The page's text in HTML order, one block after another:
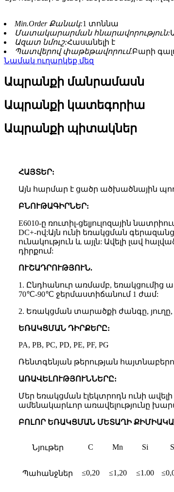
Min.Order Քանակ:1 տոննա
Մատակարարման հնարավորություն:
Ազատ նմուշ:Հասանելի է
Պատվերով փաթեթավորում.Բարի
Նամակ ուղարկեք մեզ
Ապրանքի մանրամասն
Ապրանքի կատեգորիա
Ապրանքի պիտակներ
ՀԱՅՏԵՐ:
Այն հարմար է ցածր ածխածնային
ԲՆՈՒԹԱԳԻՐՆԵՐ:
E6010-ը ռուտիլ-ցելյուլոզային
DC+-ով:Այն ունի եռակցման
ունակություն և այլն: Ավելի լավ
դիրքում:
ՈՒՇԱԴՐՈՒԹՅՈՒՆ.
1. Ընդհանուր առմամբ, եռակցումից
70℃-90℃ ջերմաստիճանում 1 ժամ:
2. Եռակցման տարածքի ժանգը,
ԵՌԱԿՑՄԱՆ ԴԻՐՔԵՐԸ:
PA, PB, PC, PD, PE, PF, PG
Ռենտգենյան թերության
ԱՌԱՎԵԼՈՒԹՅՈՒՆՆԵՐԸ:
Մեր եռակցման էլեկտրոդն ունի
ամենակարևոր առավելությունը
ԲՈԼՈՐ ԵՌԱԿՑՄԱՆ ՄԵՏԱՂԻ
Նյութեր C Mn Si S
Պահանջներ ≤0,20 ≤1,20 ≤1.00